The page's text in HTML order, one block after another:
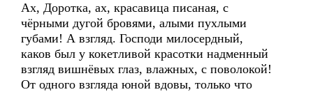
Ах, Доротка, ах, красавица писаная, с
чёрными дугой бровями, алыми пухлыми
губами! А взгляд. Господи милосердный,
каков был у кокетливой красотки надменный
взгляд вишнёвых глаз, влажных, с поволокой!
От одного взгляда юной вдовы, только что